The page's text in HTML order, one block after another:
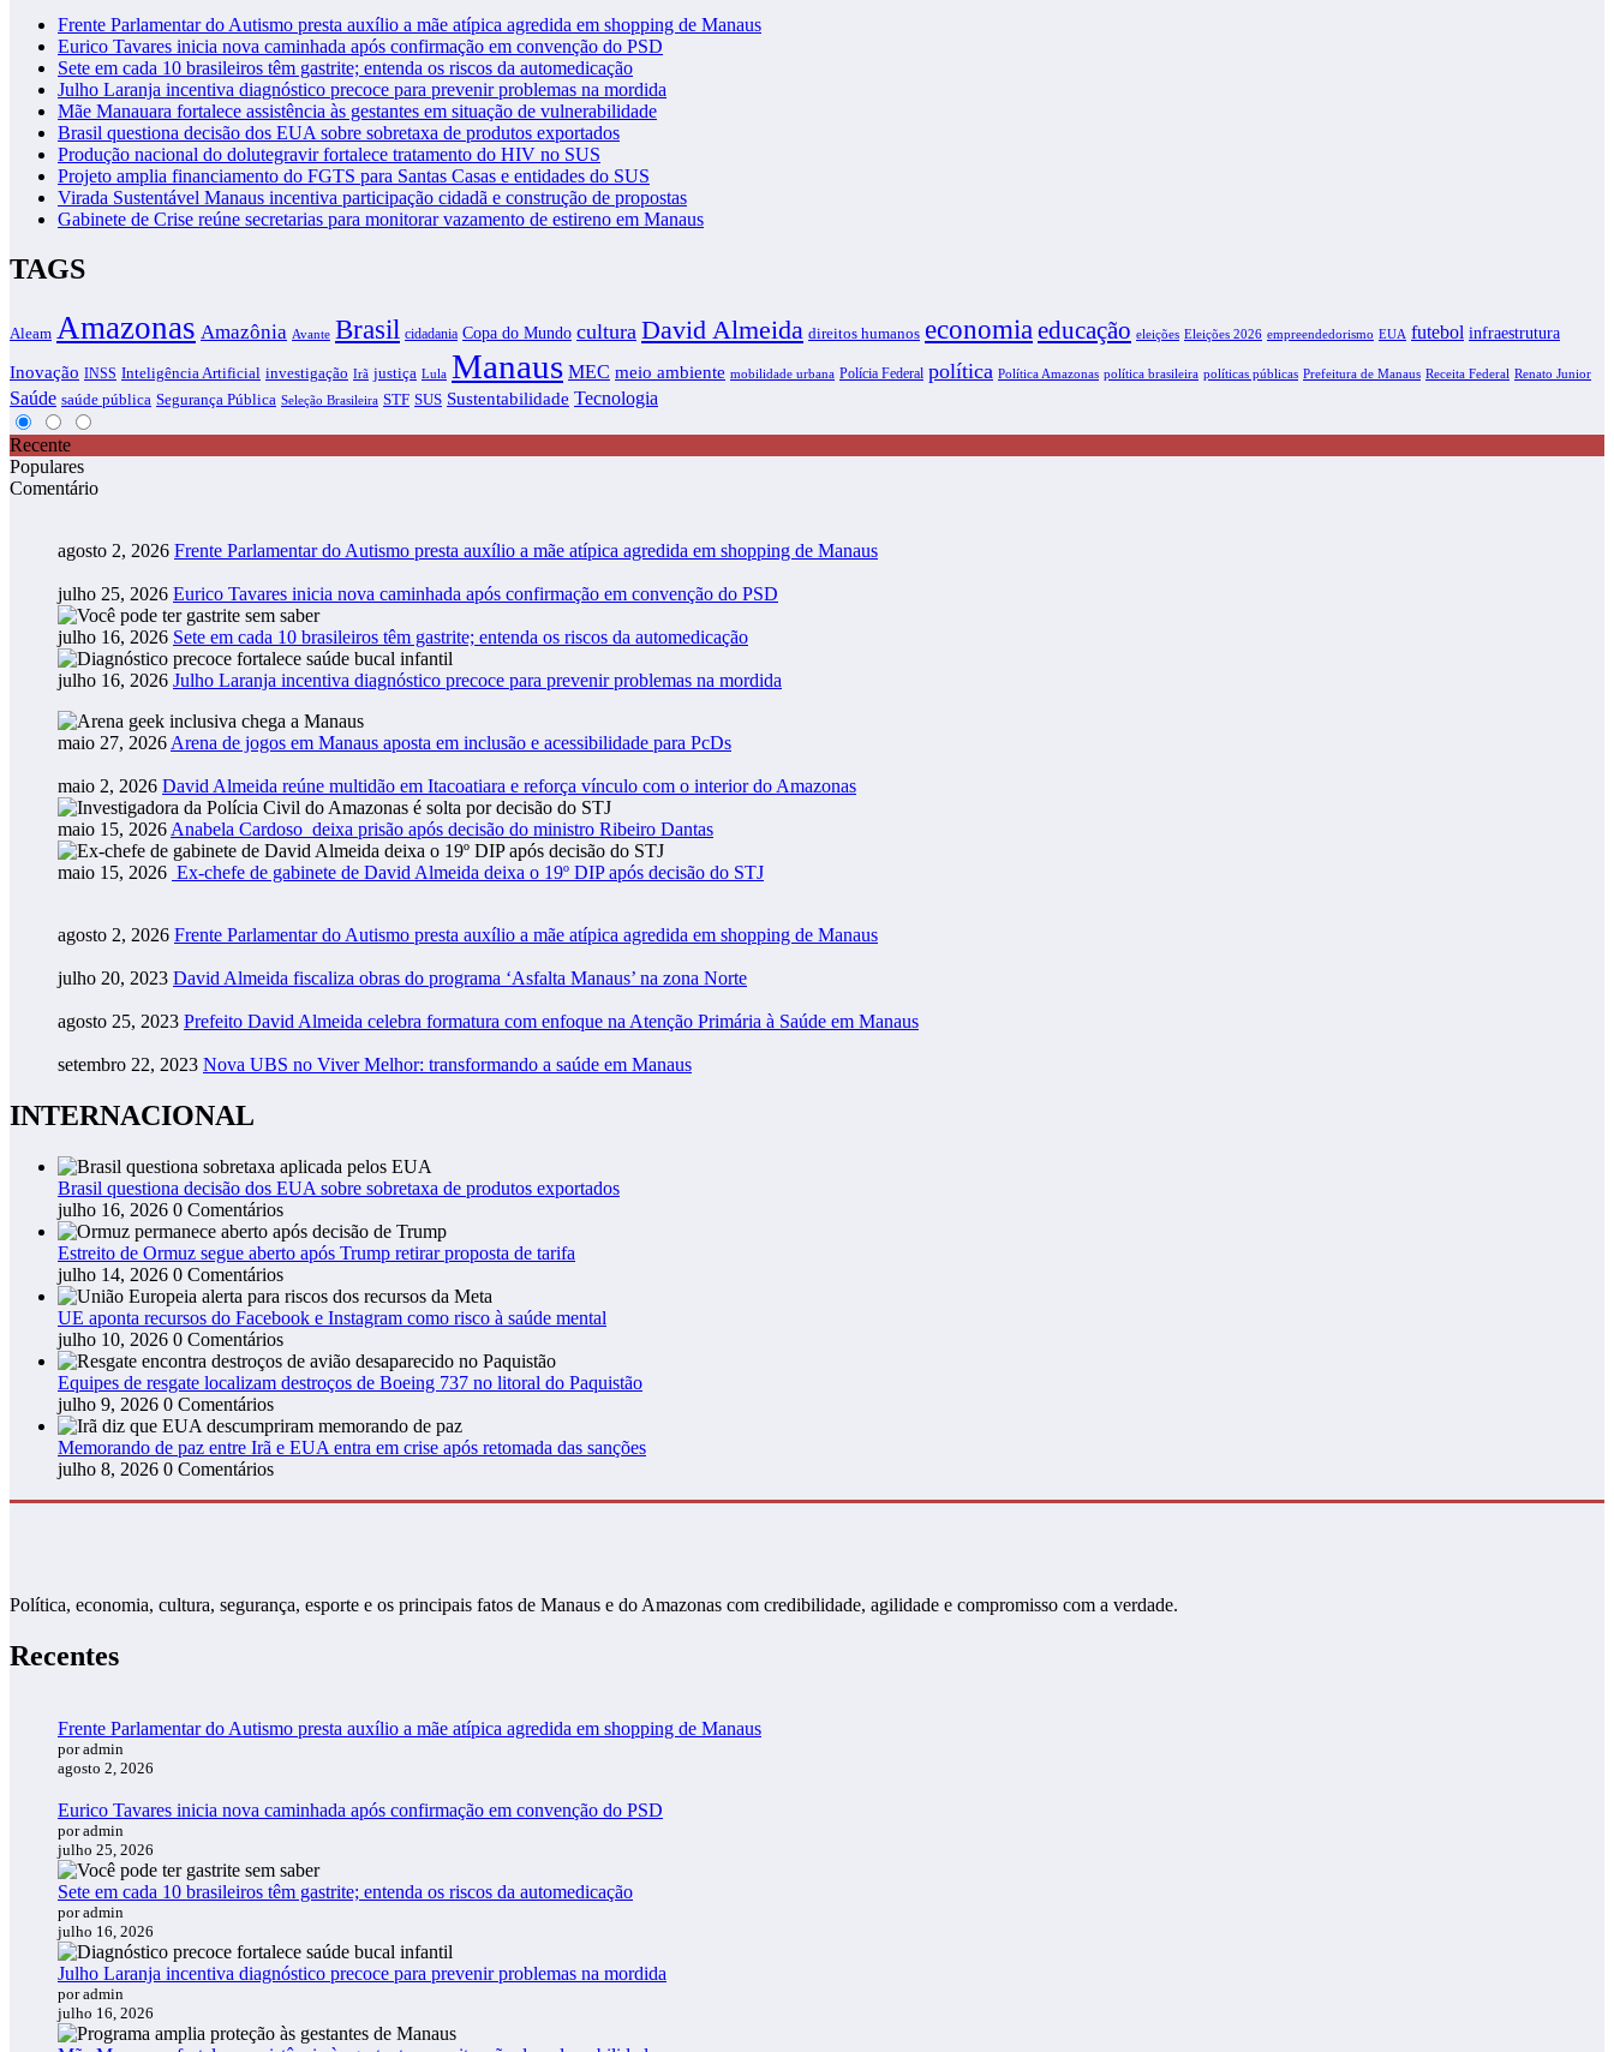
Frente Parlamentar do Autismo presta auxílio a mãe atípica agredida em shopping de Manaus
Eurico Tavares inicia nova caminhada após confirmação em convenção do PSD
Sete em cada 10 brasileiros têm gastrite; entenda os riscos da automedicação
Julho Laranja incentiva diagnóstico precoce para prevenir problemas na mordida
Mãe Manauara fortalece assistência às gestantes em situação de vulnerabilidade
Brasil questiona decisão dos EUA sobre sobretaxa de produtos exportados
Produção nacional do dolutegravir fortalece tratamento do HIV no SUS
Projeto amplia financiamento do FGTS para Santas Casas e entidades do SUS
Virada Sustentável Manaus incentiva participação cidadã e construção de propostas
Gabinete de Crise reúne secretarias para monitorar vazamento de estireno em Manaus
TAGS
Aleam Amazonas Amazônia Avante Brasil cidadania Copa do Mundo cultura David Almeida direitos humanos economiaeducação eleições Eleições 2026 empreendedorismo EUA futebol infraestrutura
Inovação INSS Inteligência Artificial investigação Irã justiça Lula Manaus MEC meio ambiente mobilidade urbana Polícia Federal política Política Amazonas política brasileira políticas públicas Prefeitura de Manaus Receita Federal Renato Junior
Saúde saúde pública Segurança Pública Seleção Brasileira STF SUS Sustentabilidade Tecnologia
Recente
Populares
Comentário
agosto 2, 2026 Frente Parlamentar do Autismo presta auxílio a mãe atípica agredida em shopping de Manaus
julho 25, 2026 Eurico Tavares inicia nova caminhada após confirmação em convenção do PSD
julho 16, 2026 Sete em cada 10 brasileiros têm gastrite; entenda os riscos da automedicação
julho 16, 2026 Julho Laranja incentiva diagnóstico precoce para prevenir problemas na mordida
maio 27, 2026 Arena de jogos em Manaus aposta em inclusão e acessibilidade para PcDs
maio 2, 2026 David Almeida reúne multidão em Itacoatiara e reforça vínculo com o interior do Amazonas
maio 15, 2026 Anabela Cardoso deixa prisão após decisão do ministro Ribeiro Dantas
maio 15, 2026 Ex-chefe de gabinete de David Almeida deixa o 19º DIP após decisão do STJ
agosto 2, 2026 Frente Parlamentar do Autismo presta auxílio a mãe atípica agredida em shopping de Manaus
julho 20, 2023 David Almeida fiscaliza obras do programa ‘Asfalta Manaus’ na zona Norte
agosto 25, 2023 Prefeito David Almeida celebra formatura com enfoque na Atenção Primária à Saúde em Manaus
setembro 22, 2023 Nova UBS no Viver Melhor: transformando a saúde em Manaus
INTERNACIONAL
Brasil questiona decisão dos EUA sobre sobretaxa de produtos exportados
julho 16, 2026 0 Comentários
Estreito de Ormuz segue aberto após Trump retirar proposta de tarifa
julho 14, 2026 0 Comentários
UE aponta recursos do Facebook e Instagram como risco à saúde mental
julho 10, 2026 0 Comentários
Equipes de resgate localizam destroços de Boeing 737 no litoral do Paquistão
julho 9, 2026 0 Comentários
Memorando de paz entre Irã e EUA entra em crise após retomada das sanções
julho 8, 2026 0 Comentários
Política, economia, cultura, segurança, esporte e os principais fatos de Manaus e do Amazonas com credibilidade, agilidade e compromisso com a verdade.
Recentes
Frente Parlamentar do Autismo presta auxílio a mãe atípica agredida em shopping de Manaus
por admin
agosto 2, 2026
Eurico Tavares inicia nova caminhada após confirmação em convenção do PSD
por admin
julho 25, 2026
Sete em cada 10 brasileiros têm gastrite; entenda os riscos da automedicação
por admin
julho 16, 2026
Julho Laranja incentiva diagnóstico precoce para prevenir problemas na mordida
por admin
julho 16, 2026